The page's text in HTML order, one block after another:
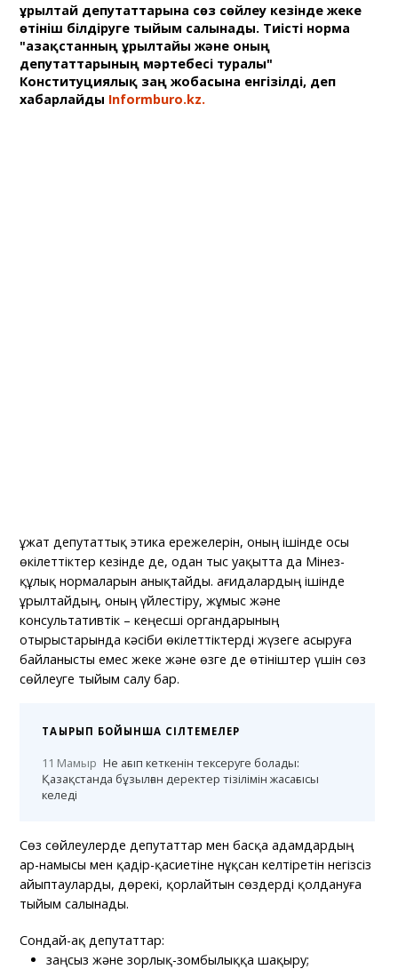
Құрылтай депутаттарына сөз сөйлеу кезінде жеке
өтініш білдіруге тыйым салынады. Тиісті норма
"Қазақстанның Құрылтайы және оның
депутаттарының мәртебесі туралы"
Конституциялық заң жобасына енгізілді, деп
хабарлайды Informburo.kz.
Құжат депутаттық этика ережелерін, оның ішінде осы
өкілеттіктер кезінде де, одан тыс уақытта да Мінез-
құлық нормаларын анықтайды. Қағидалардың ішінде
Құрылтайдың, оның үйлестіру, жұмыс және
консультативтік – кеңесші органдарының
отырыстарында кәсіби өкілеттіктерді жүзеге асыруға
байланысты емес жеке және өзге де өтініштер үшін сөз
сөйлеуге тыйым салу бар.
ТАҚЫРЫП БОЙЫНША СІЛТЕМЕЛЕР
11 Мамыр Не ағып кеткенін тексеруге болады:
Қазақстанда бұзылған деректер тізілімін жасағысы
келеді
Сөз сөйлеулерде депутаттар мен басқа адамдардың
ар-намысы мен қадір-қасиетіне нұқсан келтіретін негізсіз
айыптауларды, дөрекі, қорлайтын сөздерді қолдануға
тыйым салынады.
Сондай-ақ депутаттар:
заңсыз және зорлық-зомбылыққа шақыру;